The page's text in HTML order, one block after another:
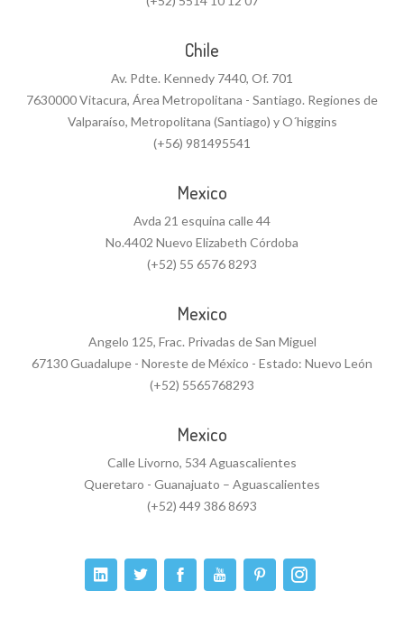
Chile
Av. Pdte. Kennedy 7440, Of. 701
7630000 Vitacura, Área Metropolitana - Santiago. Regiones de
Valparaíso, Metropolitana (Santiago) y O´higgins
(+56) 981495541
Mexico
Avda 21 esquina calle 44
No.4402 Nuevo Elizabeth Córdoba
(+52) 55 6576 8293
Mexico
Angelo 125, Frac. Privadas de San Miguel
67130 Guadalupe - Noreste de México - Estado: Nuevo León
(+52) 5565768293
Mexico
Calle Livorno, 534 Aguascalientes
Queretaro - Guanajuato – Aguascalientes
(+52) 449 386 8693